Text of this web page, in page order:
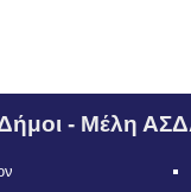
- Μέλη